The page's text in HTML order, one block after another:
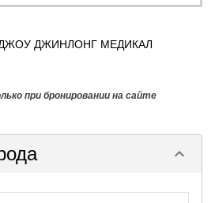
ДЖИНЛОНГ МЕДИКАЛ
при бронировании на сайте
keyboard_arrow_down